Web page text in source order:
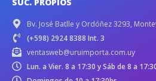
Bv. José Batlle y Ordóñez 3293,
(+598) 2924 8388 Int. 3
ventasweb@uruimporta.com.uy
Lun. a Vier. 8 a 17:30 y Sáb de 8 a